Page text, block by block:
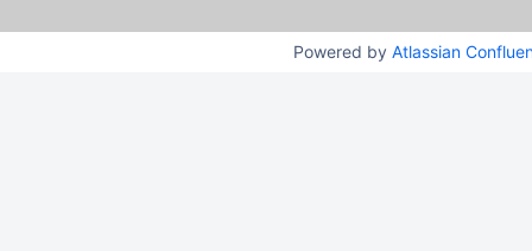
Powered by Atlassian